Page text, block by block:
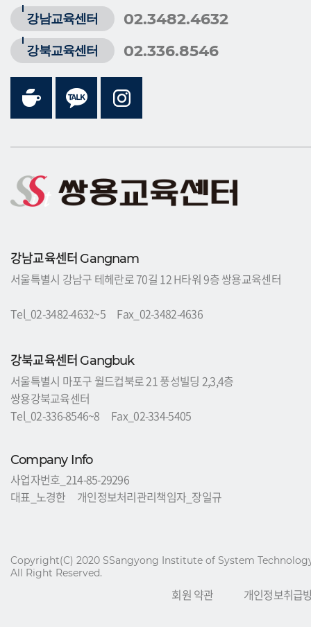
강남교육센터 02.3482.4632
강북교육센터 02.336.8546
강남교육센터Gangnam
서울특별시 강남구 테헤란로 70길 12 H타워 9층 쌍용교육센터
Tel_02-3482-4632~5 Fax_02-3482-4636
강북교육센터Gangbuk
서울특별시 마포구 월드컵북로 21 풍성빌딩 2,3,4층
쌍용강북교육센터
Tel_02-336-8546~8 Fax_02-334-5405
Company Info
사업자번호_214-85-29296
대표_노경한 개인정보처리관리책임자_장일규
Copyright(C) 2020 SSangyong Institute of System
All Right Reserved.
회원 약관 개인정보취급